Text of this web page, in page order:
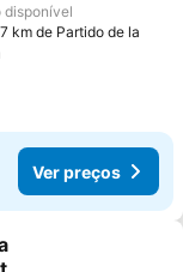
disponível
km de Partido de la
Ver preços
favoritos